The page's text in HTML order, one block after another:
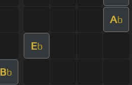
Ab
Eb
Bb